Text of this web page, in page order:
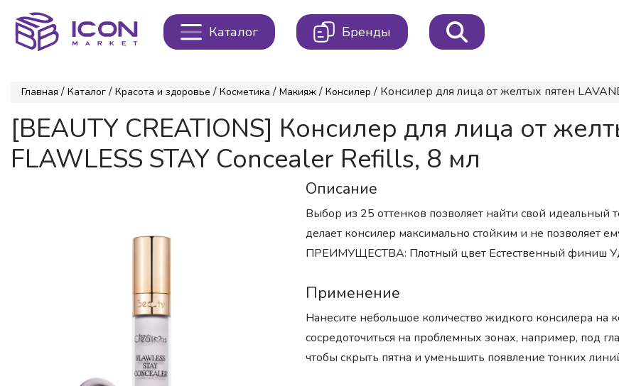
Каталог Бренды
Главная / Каталог / Красота и здоровье / Косметика / Макияж / Консилер / Консилер для лица от желтых пятен
[BEAUTY CREATIONS] Консилер для лица от
FLAWLESS STAY Concealer Refills, 8 мл
Описание
Выбор из 25 оттенков позволяет найти свой идеальный
делает консилер максимально стойким и не позволяет
ПРЕИМУЩЕСТВА: Плотный цвет Естественный финиш
Применение
Нанесите небольшое количество жидкого консилера на
сосредоточиться на проблемных зонах, например, под
чтобы скрыть пятна и уменьшить появление тонких